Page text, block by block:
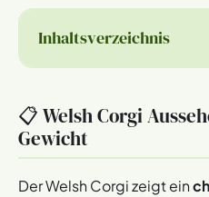
Inhaltsverzeichnis
📋 Welsh Corgi
Gewicht
Der Welsh Corgi zeigt ein